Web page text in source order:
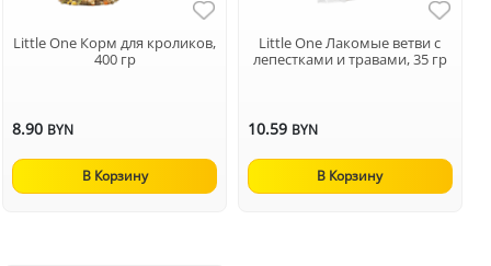
Little One Корм для кроликов,
400 гр
8.90 BYN
В Корзину
Little One Лакомые ветви с
лепестками и травами, 35 гр
10.59 BYN
В Корзину